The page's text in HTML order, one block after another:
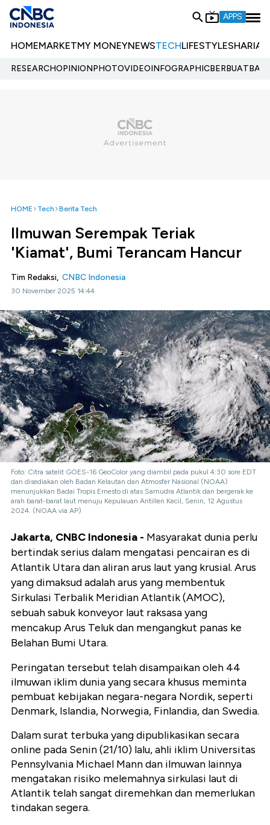
APPS
HOMEMARKETMY MONEYNEWSTECHLIFESTYLESHARIA
RESEARCHOPINIONPHOTOVIDEOINFOGRAPHIC
HOME Tech Berita Tech
Ilmuwan Serempak Teriak
'Kiamat', Bumi Terancam Hancur
Tim Redaksi, CNBC Indonesia
30 November 2025 14:44
Foto: Citra satelit GOES-16 GeoColor yang diambil pada pukul 4:30 sore EDT
dan disediakan oleh Badan Kelautan dan Atmosfer Nasional (NOAA)
menunjukkan Badai Tropis Ernesto di atas Samudra Atlantik dan bergerak ke
arah barat-barat laut menuju Kepulauan Antillen Kecil, Senin, 12 Agustus
2024. (NOAA via AP)
Jakarta, CNBC Indonesia - Masyarakat dunia perlu
bertindak serius dalam mengatasi pencairan es di
Atlantik Utara dan aliran arus laut yang krusial. Arus
yang dimaksud adalah arus yang membentuk
Sirkulasi Terbalik Meridian Atlantik (AMOC),
sebuah sabuk konveyor laut raksasa yang
mencakup Arus Teluk dan mengangkut panas ke
Belahan Bumi Utara.
Peringatan tersebut telah disampaikan oleh 44
ilmuwan iklim dunia yang secara khusus meminta
pembuat kebijakan negara-negara Nordik, seperti
Denmark, Islandia, Norwegia, Finlandia, dan Swedia.
Dalam surat terbuka yang dipublikasikan secara
online pada Senin (21/10) lalu, ahli iklim Universitas
Pennsylvania Michael Mann dan ilmuwan lainnya
mengatakan risiko melemahnya sirkulasi laut di
Atlantik telah sangat diremehkan dan memerlukan
tindakan segera.